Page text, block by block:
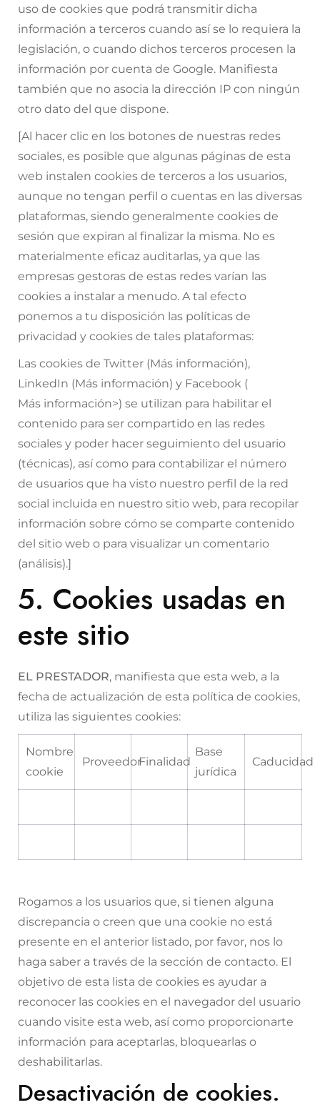
uso de cookies que podrá transmitir dicha
información a terceros cuando así se lo requiera la
legislación, o cuando dichos terceros procesen la
información por cuenta de Google. Manifiesta
también que no asocia la dirección IP con ningún
otro dato del que dispone.
[Al hacer clic en los botones de nuestras redes
sociales, es posible que algunas páginas de esta
web instalen cookies de terceros a los usuarios,
aunque no tengan perfil o cuentas en las diversas
plataformas, siendo generalmente cookies de
sesión que expiran al finalizar la misma. No es
materialmente eficaz auditarlas, ya que las
empresas gestoras de estas redes varían las
cookies a instalar a menudo. A tal efecto
ponemos a tu disposición las políticas de
privacidad y cookies de tales plataformas:
Las cookies de Twitter (Más información),
LinkedIn (Más información) y Facebook (
Más información>) se utilizan para habilitar el
contenido para ser compartido en las redes
sociales y poder hacer seguimiento del usuario
(técnicas), así como para contabilizar el número
de usuarios que ha visto nuestro perfil de la red
social incluida en nuestro sitio web, para recopilar
información sobre cómo se comparte contenido
del sitio web o para visualizar un comentario
(análisis).]
5. Cookies usadas en
este sitio
EL PRESTADOR, manifiesta que esta web, a la
fecha de actualización de esta política de cookies,
utiliza las siguientes cookies:
Nombre
cookie
ProveedorFinalidad
Base
jurídica
Caducidad
Rogamos a los usuarios que, si tienen alguna
discrepancia o creen que una cookie no está
presente en el anterior listado, por favor, nos lo
haga saber a través de la sección de contacto. El
objetivo de esta lista de cookies es ayudar a
reconocer las cookies en el navegador del usuario
cuando visite esta web, así como proporcionarte
información para aceptarlas, bloquearlas o
deshabilitarlas.
Desactivación de cookies.